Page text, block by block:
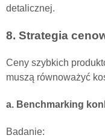
detalicznej.
8. Strategia
Ceny szybkich
muszą równoważyć
a. Benchmarking
Badanie: